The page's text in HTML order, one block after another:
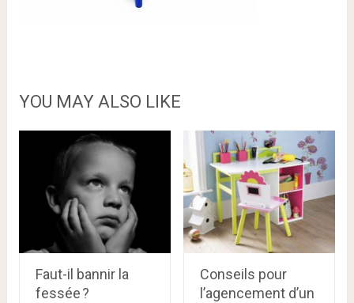
YOU MAY ALSO LIKE
Faut-il bannir la
fessée ?
Conseils pour
l’agencement d’un